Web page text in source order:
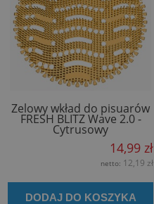
Żelowy wkład do pisuarów
FRESH BLITZ Wave 2.0 -
Cytrusowy
14,99 zł
netto: 12,19 zł
DODAJ DO KOSZYKA